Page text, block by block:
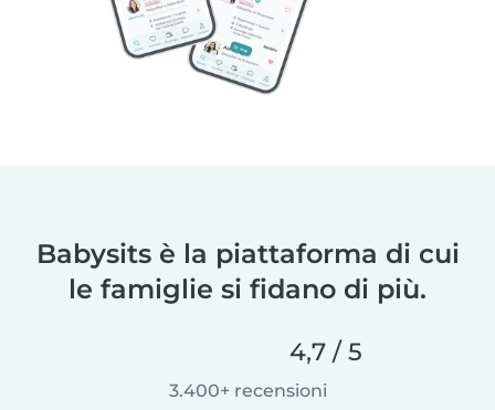
Babysits è la piattaforma di cui
le famiglie si fidano di più.
4,7 / 5
3.400+ recensioni